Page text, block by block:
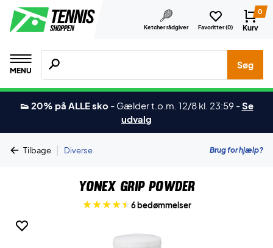
Ketcher rådgiver Favoritter (0)
0
Kurv
MENU
Søg efter produkter, mærker etc.
Søg
👟 20% på ALLE sko - Gælder t.o.m. 12/8 kl. 23:59 -Se
udvalg
Tilbage | Diverse Brug for hjælp?
Yonex Grip Powder
6 bedømmelser